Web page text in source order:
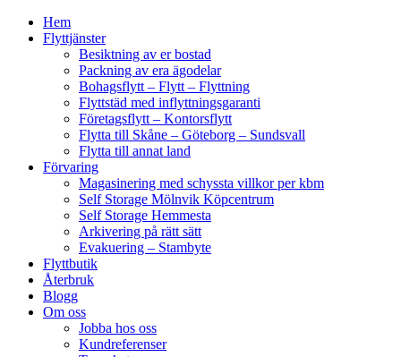
Hem
Flyttjänster
Besiktning av er bostad
Packning av era ägodelar
Bohagsflytt – Flytt – Flyttning
Flyttstäd med inflyttningsgaranti
Företagsflytt – Kontorsflytt
Flytta till Skåne – Göteborg – Sundsvall
Flytta till annat land
Förvaring
Magasinering med schyssta villkor per kbm
Self Storage Mölnvik Köpcentrum
Self Storage Hemmesta
Arkivering på rätt sätt
Evakuering – Stambyte
Flyttbutik
Återbruk
Blogg
Om oss
Jobba hos oss
Kundreferenser